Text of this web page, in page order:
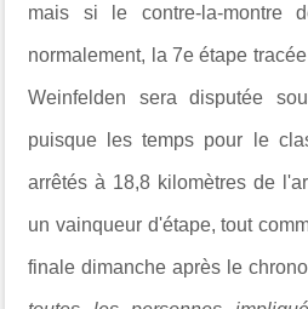
mais si le contre-la-montre
normalement, la 7e étape
Weinfelden sera disputée
puisque les temps pour le
arrêtés à 18,8 kilomètres de
un vainqueur d'étape, tout
finale dimanche après le